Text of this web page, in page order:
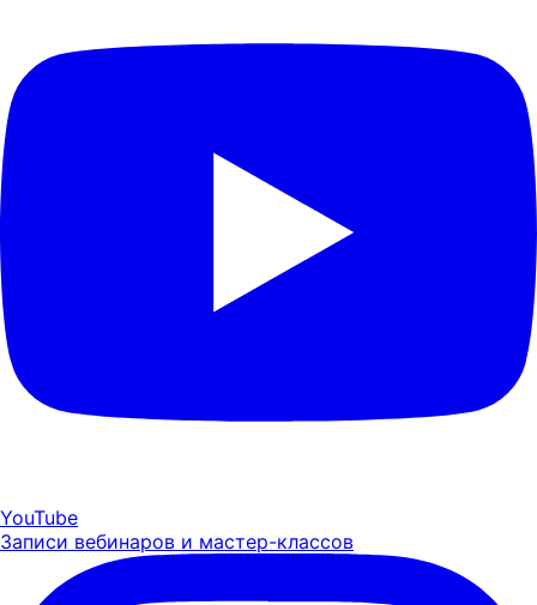
YouTube
Записи вебинаров и мастер-классов